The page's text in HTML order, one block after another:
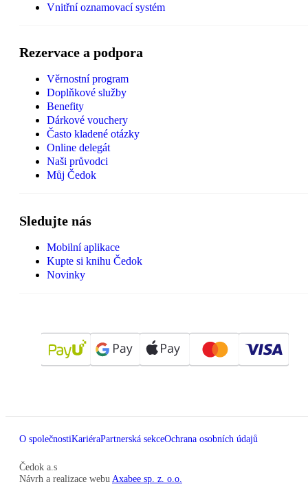
Vnitřní oznamovací systém
Rezervace a podpora
Věrnostní program
Doplňkové služby
Benefity
Dárkové vouchery
Často kladené otázky
Online delegát
Naši průvodci
Můj Čedok
Sledujte nás
Mobilní aplikace
Kupte si knihu Čedok
Novinky
O společnostiKariéraPartnerská sekceOchrana osobních údajů
Čedok a.s
Návrh a realizace webu Axabee sp. z. o.o.